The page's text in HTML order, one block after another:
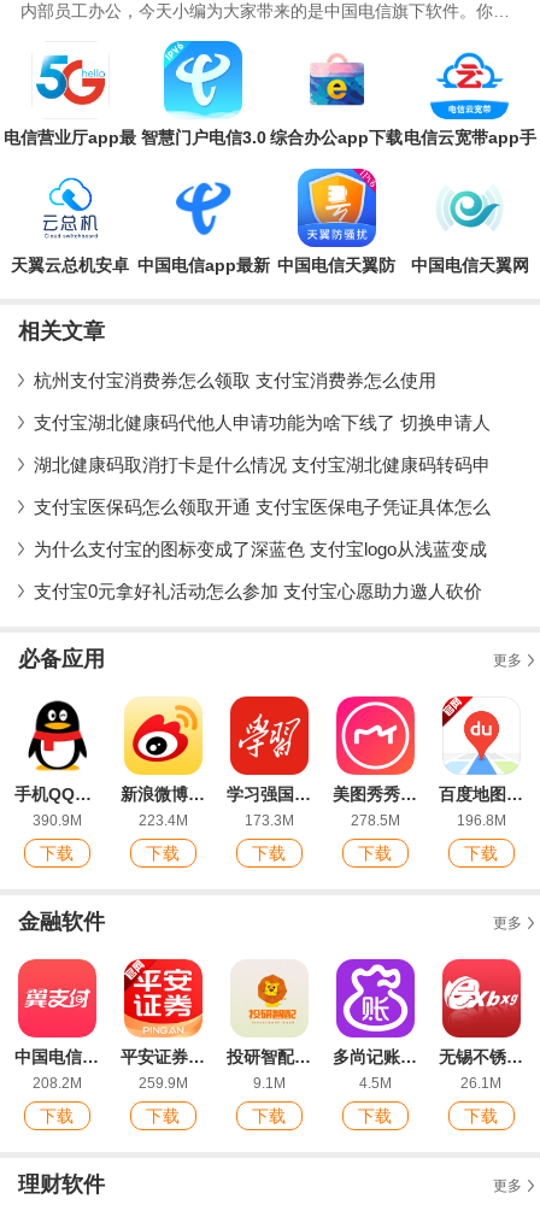
内部员工办公，今天小编为大家带来的是中国电信旗下软件。你一
定不陌生，因为你也许是电信的客户，办理电信的
电信营业厅app最 智慧门户电信3.0 综合办公app下载电信云宽带app手
天翼云总机安卓 中国电信app最新 中国电信天翼防
中国电信天翼网
相关文章
杭州支付宝消费券怎么领取 支付宝消费券怎么使用
支付宝湖北健康码代他人申请功能为啥下线了 切换申请人
湖北健康码取消打卡是什么情况 支付宝湖北健康码转码申
支付宝医保码怎么领取开通 支付宝医保电子凭证具体怎么
为什么支付宝的图标变成了深蓝色 支付宝logo从浅蓝变成
支付宝0元拿好礼活动怎么参加 支付宝心愿助力邀人砍价
必备应用 更多
手机QQ最新版本2026
390.9M
下载
新浪微博最新版本
223.4M
下载
学习强国app安卓版
173.3M
下载
美图秀秀app手机版
278.5M
下载
百度地图app官方版
196.8M
下载
金融软件 更多
中国电信翼支付app
208.2M
下载
平安证券app官方版
259.9M
下载
投研智配app手机版
9.1M
下载
多尚记账app手机版
4.5M
下载
无锡不锈钢掌上行app最新版
26.1M
下载
理财软件 更多